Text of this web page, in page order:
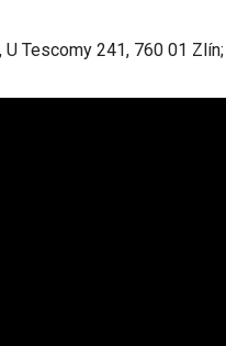
U Tescomy 241, 760 01 Zlín;